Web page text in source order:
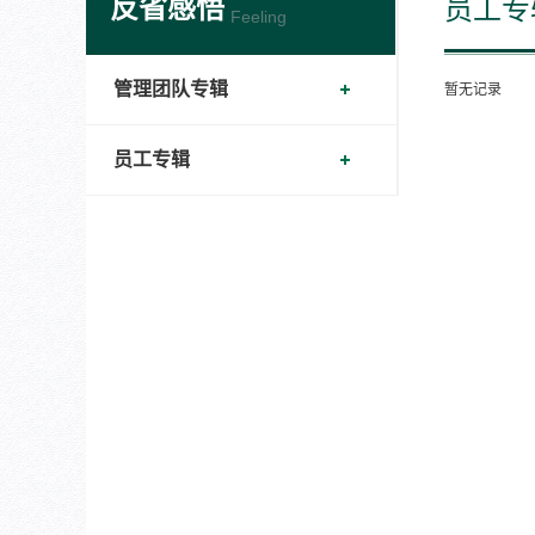
反省感悟 Feeling
管理团队专辑
员工专辑
员工
暂无记录